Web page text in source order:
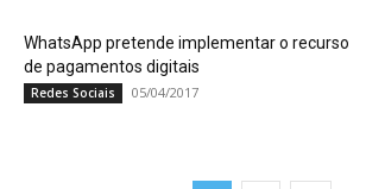
WhatsApp pretende implementar o recurso
de pagamentos digitais
Redes Sociais 05/04/2017